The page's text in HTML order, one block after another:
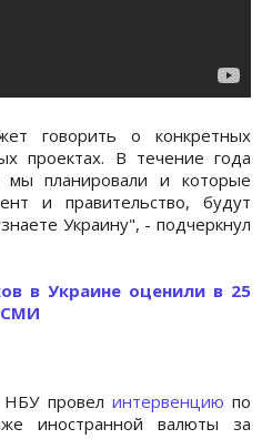
говорить о конкретных
проектах. В течение года
планировали и которые
и правительство, будут
Украину", - подчеркнул
в Украине оценили в 25
СМИ
провел интервенциюпо
иностранной валюты за